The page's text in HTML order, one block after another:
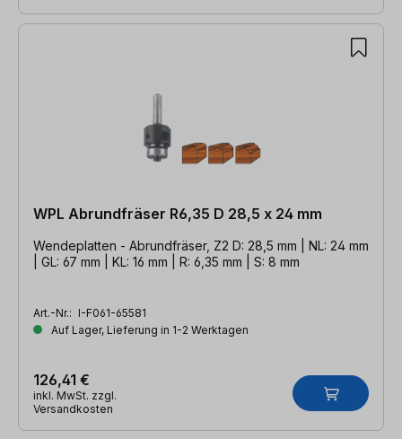
WPL Abrundfräser R6,35 D 28,5 x 24 mm
Wendeplatten - Abrundfräser, Z2 D: 28,5 mm | NL: 24 mm
| GL: 67 mm | KL: 16 mm | R: 6,35 mm | S: 8 mm
Art.-Nr.: I-F061-65581
Auf Lager, Lieferung in 1-2 Werktagen
126,41 €
inkl. MwSt. zzgl.
Versandkosten